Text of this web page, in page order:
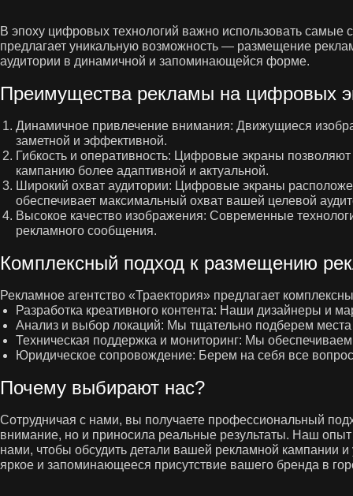
В эпоху цифровых технологий важно использовать
предлагает уникальную возможность — размещение
аудитории в динамичной и запоминающейся форме.
Преимущества рекламы на цифровых
Динамичное привлечение внимания: Движущиеся
заметной и эффективной.
Гибкость и оперативность: Цифровые экраны позволяют
кампанию более адаптивной и актуальной.
Широкий охват аудитории: Цифровые экраны
обеспечивает максимальный охват вашей целевой
Высокое качество изображения: Современные
рекламного сообщения.
Комплексный подход к размещению
Рекламное агентство «Траектория» предлагает
Разработка креативного контента: Наши дизайнеры и
Анализ и выбор локаций: Мы тщательно подберем
Техническая поддержка и мониторинг: Мы обеспечиваем
Юридическое сопровождение: Берем на себя все
Почему выбирают нас?
Сотрудничая с нами, вы получаете профессиональный
внимание, но и приносила реальные результаты. Наш
нами, чтобы обсудить детали вашей рекламной
яркое и запоминающееся присутствие вашего бренда в